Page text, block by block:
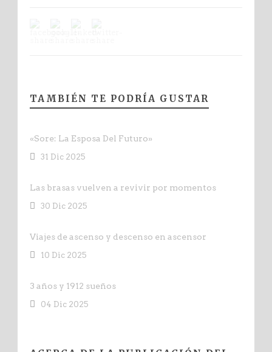
TAMBIÉN TE PODRÍA GUSTAR
«Sore: La Esposa Del Futuro»
31 Dic 2025
Las brasas vuelven a revivir por momentos
30 Dic 2025
Viajes de ascenso y descenso en ascensor
10 Dic 2025
3 años y 1912 sueños
04 Dic 2025